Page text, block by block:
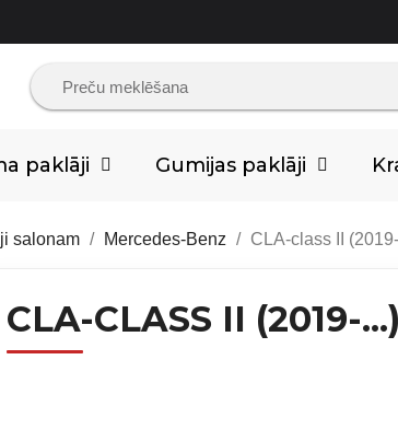
paklāji Gumijas paklāji
salonam Mercedes-Benz CLA-class II
CLA-CLASS II (2019-...)